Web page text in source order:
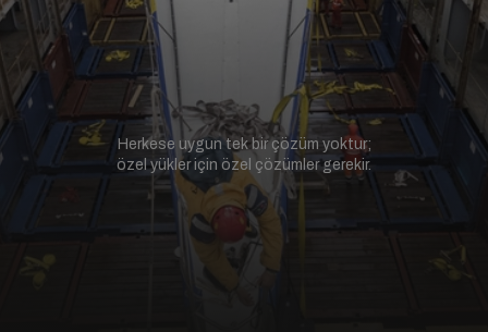
Herkese uygun tek bir çözüm yoktur;
özel yükler için özel çözümler gerekir.